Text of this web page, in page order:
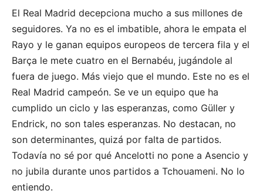
El Real Madrid decepciona mucho a sus millones de
seguidores. Ya no es el imbatible, ahora le empata el
Rayo y le ganan equipos europeos de tercera fila y el
Barça le mete cuatro en el Bernabéu, jugándole al
fuera de juego. Más viejo que el mundo. Este no es el
Real Madrid campeón. Se ve un equipo que ha
cumplido un ciclo y las esperanzas, como Güller y
Endrick, no son tales esperanzas. No destacan, no
son determinantes, quizá por falta de partidos.
Todavía no sé por qué Ancelotti no pone a Asencio y
no jubila durante unos partidos a Tchouameni. No lo
entiendo.